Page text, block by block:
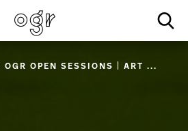
OGR OPEN SESSIONS | ART ...